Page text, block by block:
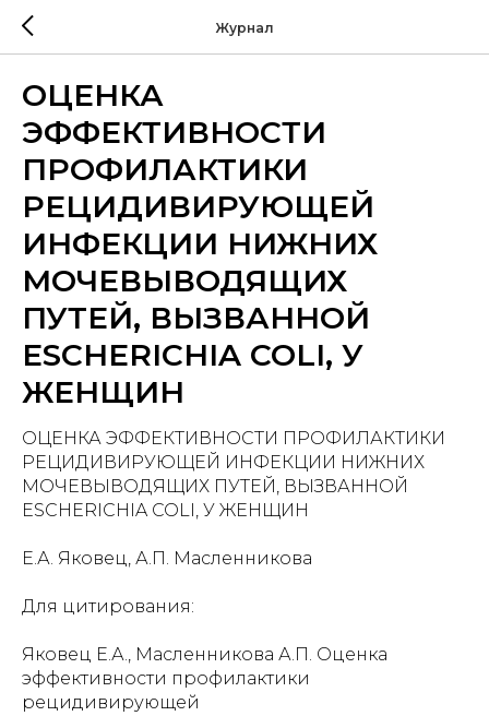
Журнал
ОЦЕНКА
ЭФФЕКТИВНОСТИ
ПРОФИЛАКТИКИ
РЕЦИДИВИРУЮЩЕЙ
ИНФЕКЦИИ НИЖНИХ
МОЧЕВЫВОДЯЩИХ
ПУТЕЙ, ВЫЗВАННОЙ
ESCHERICHIA COLI, У
ЖЕНЩИН
ОЦЕНКА ЭФФЕКТИВНОСТИ ПРОФИЛАКТИКИ
РЕЦИДИВИРУЮЩЕЙ ИНФЕКЦИИ НИЖНИХ
МОЧЕВЫВОДЯЩИХ ПУТЕЙ, ВЫЗВАННОЙ
ESCHERICHIA COLI, У ЖЕНЩИН
Е.А. Яковец, А.П. Масленникова
Для цитирования:
Яковец Е.А., Масленникова А.П. Оценка
эффективности профилактики
рецидивирующей